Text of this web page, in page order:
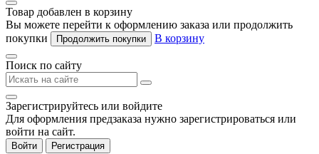
Товар добавлен в корзину
Вы можете перейти к оформлению заказа или продолжить
покупки
Продолжить покупки В корзину
Поиск по сайту
Зарегистрируйтесь или войдите
Для оформления предзаказа нужно зарегистрироваться или
войти на сайт.
Войти Регистрация